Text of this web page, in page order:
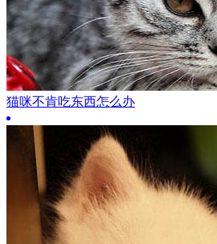
猫咪不肯吃东西怎么办